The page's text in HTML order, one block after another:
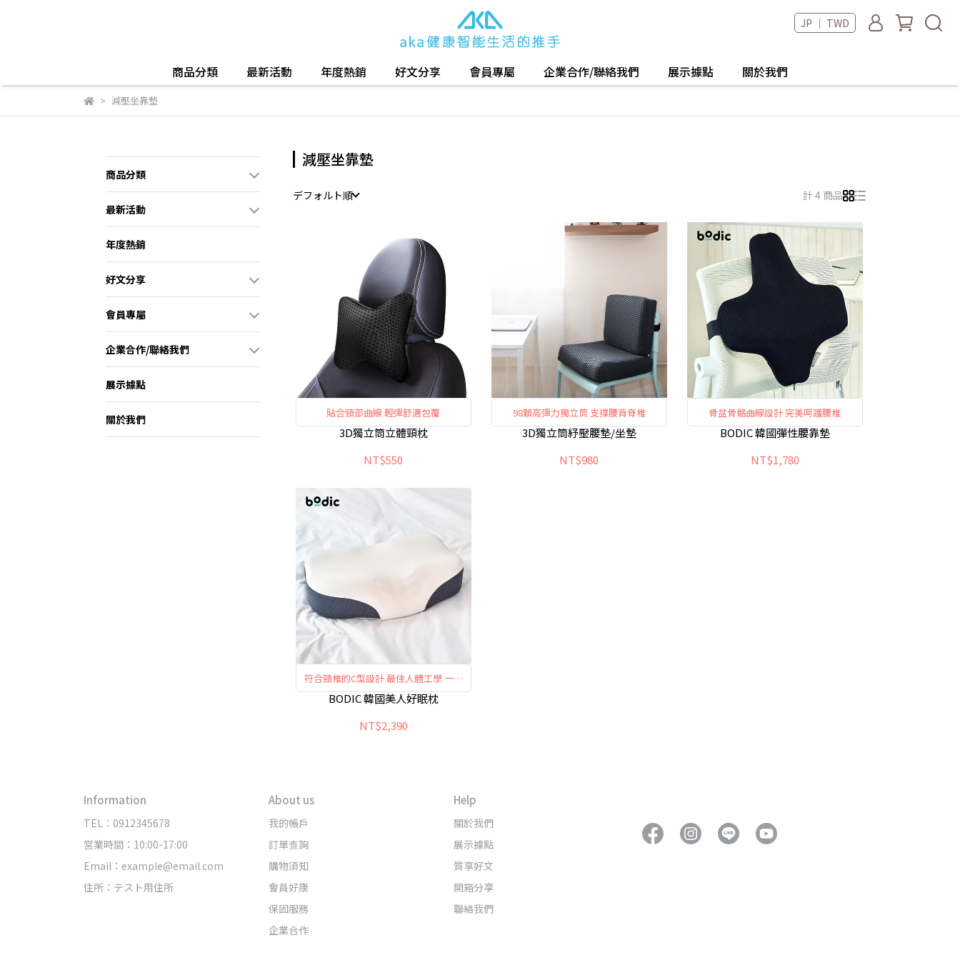
JP ｜ TWD
商品分類 最新活動 年度熱銷 好文分享 會員專屬 企業合作/聯絡我們 展示據點 關於我們
減壓坐靠墊
商品分類
最新活動
年度熱銷
好文分享
會員專屬
企業合作/聯絡我們
展示據點
關於我們
減壓坐靠墊
デフォルト順 計 4 商品
貼合頸部曲線 輕彈舒適包覆
3D獨立筒立體頸枕
NT$550
98顆高彈力獨立筒 支撐腰背脊椎
3D獨立筒紓壓腰墊/坐墊
NT$980
骨盆骨骼曲線設計 完美呵護腰椎
BODIC 韓國彈性腰靠墊
NT$1,780
符合頸椎的C型設計 最佳人體工學 一覺
好眠的法寶
BODIC 韓國美人好眠枕
NT$2,390
Information
TEL：0912345678
営業時間：10:00-17:00
Email：example@email.com
住所：テスト用住所
About us
我的帳戶
訂單查詢
購物須知
會員好康
保固服務
企業合作
Help
關於我們
展示據點
質享好文
開箱分享
聯絡我們